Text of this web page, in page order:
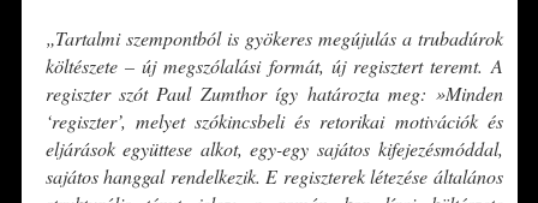
„Tartalmi szempontból is gyökeres megújulás a trubadúrok
költészete – új megszólalási formát, új regisztert teremt. A
regiszter szót Paul Zumthor így határozta meg: »Minden
‘regiszter’, melyet szókincsbeli és retorikai motivációk és
eljárások együttese alkot, egy-egy sajátos kifejezésmóddal,
sajátos hanggal rendelkezik. Ε regiszterek létezése általános